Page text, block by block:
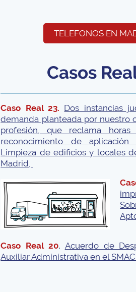
TELEFONOS EN
Casos
Caso Real 23. Dos instancias
demanda planteada por nuestro
profesión, que reclama
reconocimiento de
Limpieza de edificios y locales
Madrid,
Caso Real 20. Acuerdo de
Auxiliar Administrativa en el SMAC.